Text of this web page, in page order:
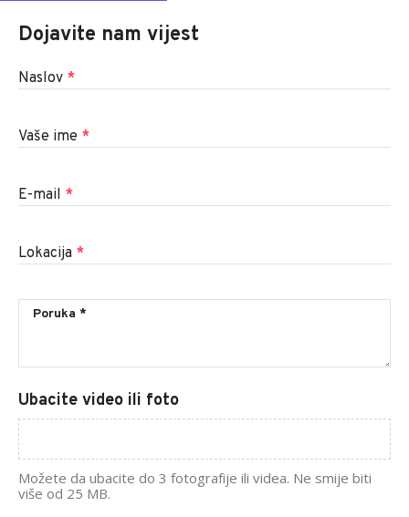
Dojavite nam vijest
Naslov *
Vaše ime *
E-mail *
Lokacija *
Ubacite video ili foto
Možete da ubacite do 3 fotografije ili videa. Ne smije biti
više od 25 MB.